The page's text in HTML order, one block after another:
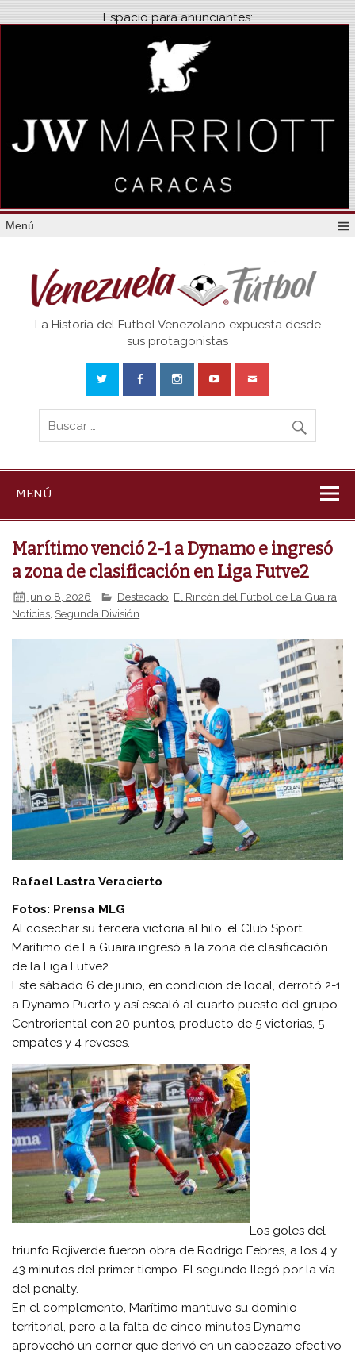
Espacio para anunciantes:
Menú
Venezuela
La Historia del Futbol Venezolano expuesta desde
sus protagonistas
MENÚ
Marítimo venció 2-1 a Dynamo e ingresó
a zona de clasificación en Liga Futve2
junio 8, 2026 Destacado El Rincón del Fútbol de La Guaira
Noticias, Segunda División
Rafael Lastra Veracierto
Fotos: Prensa MLG
Al cosechar su tercera victoria al hilo, el Club Sport
Marítimo de La Guaira ingresó a la zona de clasificación
de la Liga Futve2.
Este sábado 6 de junio, en condición de local, derrotó 2-1
a Dynamo Puerto y así escaló al cuarto puesto del grupo
Centroriental con 20 puntos, producto de 5 victorias, 5
empates y 4 reveses.
Los goles del
triunfo Rojiverde fueron obra de Rodrigo Febres, a los 4 y
43 minutos del primer tiempo. El segundo llegó por la vía
del penalty.
En el complemento, Marítimo mantuvo su dominio
territorial, pero a la falta de cinco minutos Dynamo
aprovechó un corner que derivó en un cabezazo efectivo